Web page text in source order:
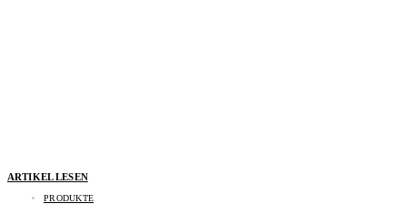
ARTIKEL LESEN
PRODUKTE